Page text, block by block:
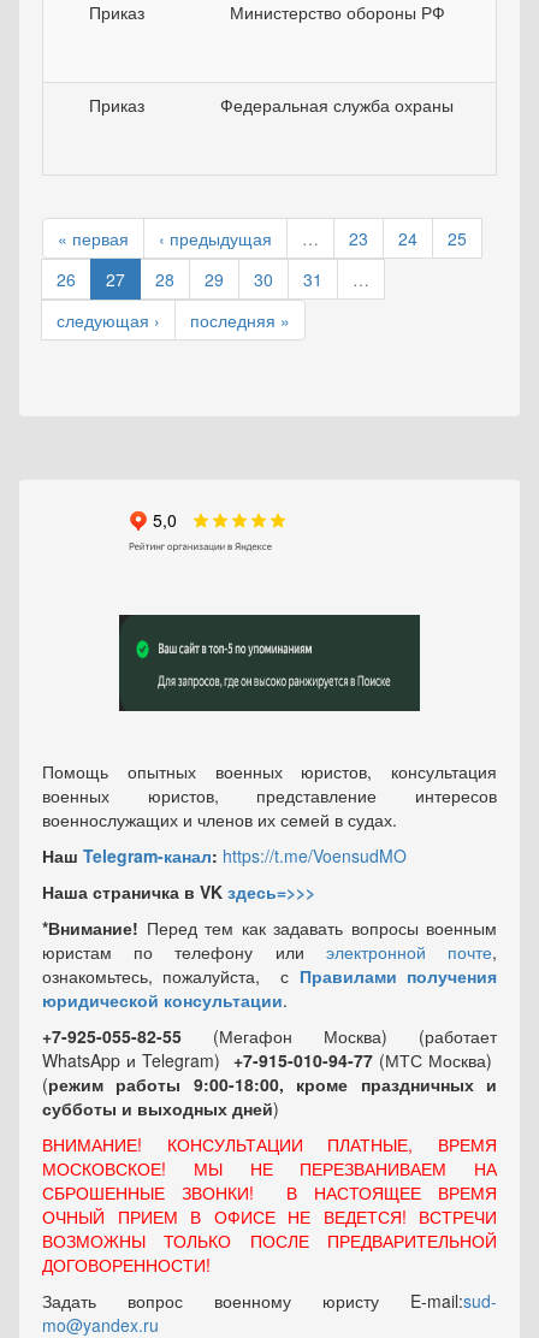
Приказ Министерство обороны РФ
Приказ Федеральная служба охраны
« первая ‹ предыдущая … 23 24
25
26
27 28 29 30 31
…
следующая ›
последняя »
Помощь опытных военных юристов, консультация
военных юристов, представление интересов
военнослужащих и членов их семей в судах.
Наш Telegram-канал: https://t.me/VoensudMO
Наша страничка в VK здесь=>>>
*Внимание! Перед тем как задавать вопросы военным
юристам по телефону или электронной почте,
ознакомьтесь, пожалуйста, с Правилами получения
юридической консультации.
+7-925-055-82-55 (Мегафон Москва) (работает
WhatsApp и Telegram) +7-915-010-94-77 (МТС Москва)
(режим работы 9:00-18:00, кроме праздничных и
субботы и выходных дней)
ВНИМАНИЕ! КОНСУЛЬТАЦИИ ПЛАТНЫЕ, ВРЕМЯ
МОСКОВСКОЕ! МЫ НЕ ПЕРЕЗВАНИВАЕМ НА
СБРОШЕННЫЕ ЗВОНКИ! В НАСТОЯЩЕЕ ВРЕМЯ
ОЧНЫЙ ПРИЕМ В ОФИСЕ НЕ ВЕДЕТСЯ! ВСТРЕЧИ
ВОЗМОЖНЫ ТОЛЬКО ПОСЛЕ ПРЕДВАРИТЕЛЬНОЙ
ДОГОВОРЕННОСТИ!
Задать вопрос военному юристу E-mail:sud-
mo@yandex.ru